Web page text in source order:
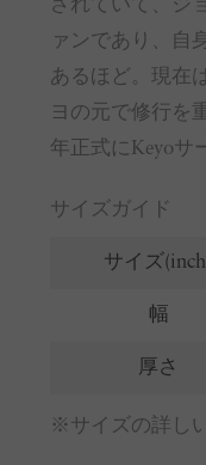
されていて、ジ
ァンであり、自
あるほど。現在
ヨの元で修行を
年正式にKeyoサ
サイズガイド
サイズ
幅
厚さ
※サイズの詳し